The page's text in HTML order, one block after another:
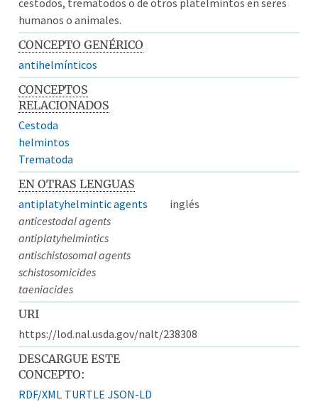
humanos o animales.
CONCEPTO GENÉRICO
antihelmínticos
CONCEPTOS
RELACIONADOS
Cestoda
helmintos
Trematoda
EN OTRAS LENGUAS
antiplatyhelmintic agents
inglés
anticestodal agents
antiplatyhelmintics
antischistosomal agents
schistosomicides
taeniacides
URI
https://lod.nal.usda.gov/nalt/238308
DESCARGUE ESTE
CONCEPTO:
RDF/XML TURTLE JSON-LD